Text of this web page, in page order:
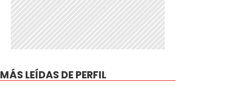
MÁS LEÍDAS DE PERFIL